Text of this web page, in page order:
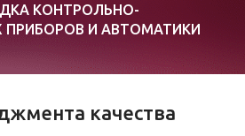
КОНТРОЛЬНО-
ПРИБОРОВ И АВТОМАТИКИ
качества